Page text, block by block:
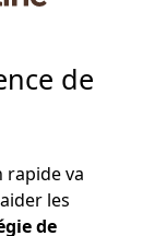
de
rapide va
les
de